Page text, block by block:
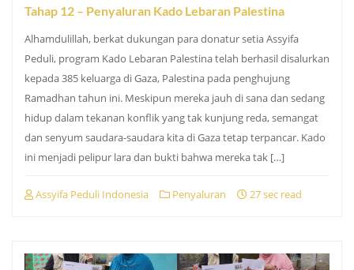
Tahap 12 – Penyaluran Kado Lebaran Palestina
Alhamdulillah, berkat dukungan para donatur setia Assyifa
Peduli, program Kado Lebaran Palestina telah berhasil disalurkan
kepada 385 keluarga di Gaza, Palestina pada penghujung
Ramadhan tahun ini. Meskipun mereka jauh di sana dan sedang
hidup dalam tekanan konflik yang tak kunjung reda, semangat
dan senyum saudara-saudara kita di Gaza tetap terpancar. Kado
ini menjadi pelipur lara dan bukti bahwa mereka tak […]
Assyifa Peduli Indonesia Penyaluran 27 sec read